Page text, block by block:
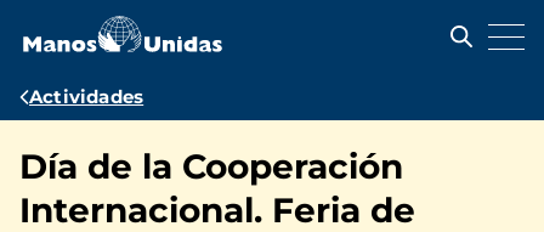
contenido
Ruta
navegación
Actividades
Día de la Cooperación
Internacional. Feria de